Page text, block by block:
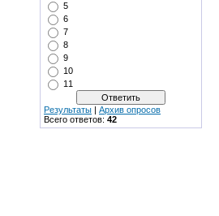
5
6
7
8
9
10
11
Результаты | Архив опросов
Всего ответов: 42